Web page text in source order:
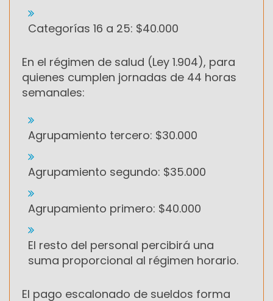
Categorías 16 a 25: $40.000
En el régimen de salud (Ley 1.904), para
quienes cumplen jornadas de 44 horas
semanales:
Agrupamiento tercero: $30.000
Agrupamiento segundo: $35.000
Agrupamiento primero: $40.000
El resto del personal percibirá una
suma proporcional al régimen horario.
El pago escalonado de sueldos forma